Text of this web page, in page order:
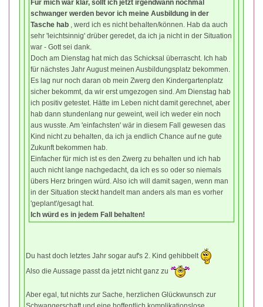
Für mich war klar, sollt ich jetzt irgendwann nochmal
schwanger werden bevor ich meine Ausbildung in der
Tasche hab
, werd ich es nicht behalten/können. Hab da auch
sehr 'leichtsinnig' drüber geredet, da ich ja nicht in der Situation
war - Gott sei dank.
Doch am Dienstag hat mich das Schicksal überrascht. Ich hab
für nächstes Jahr August meinen Ausbildungsplatz bekommen.
Es lag nur noch daran ob mein Zwerg den Kindergartenplatz
sicher bekommt, da wir erst umgezogen sind. Am Dienstag hab
ich positiv getestet. Hätte im Leben nicht damit gerechnet, aber
hab dann stundenlang nur geweint, weil ich weder ein noch
aus wusste. Am 'einfachsten' wär in diesem Fall gewesen das
Kind nicht zu behalten, da ich ja endlich Chance auf ne gute
Zukunft bekommen hab.
Einfacher für mich ist es den Zwerg zu behalten und ich hab
auch nicht lange nachgedacht, da ich es so oder so niemals
übers Herz bringen würd. Also ich will damit sagen, wenn man
in der Situation steckt handelt man anders als man es vorher
'geplant'/gesagt hat.
Ich würd es in jedem Fall behalten!
Du hast doch letztes Jahr sogar auf's 2. Kind gehibbelt
Also die Aussage passt da jetzt nicht ganz zu
Aber egal, tut nichts zur Sache, herzlichen Glückwunsch zur